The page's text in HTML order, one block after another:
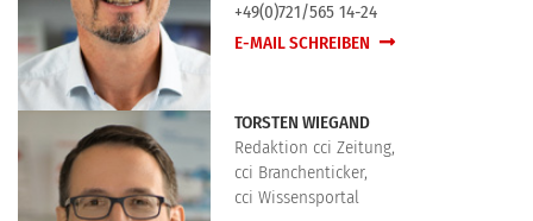
+49(0)721/565 14-24
E-MAIL SCHREIBEN
TORSTEN WIEGAND
Redaktion cci Zeitung,
cci Branchenticker,
cci Wissensportal